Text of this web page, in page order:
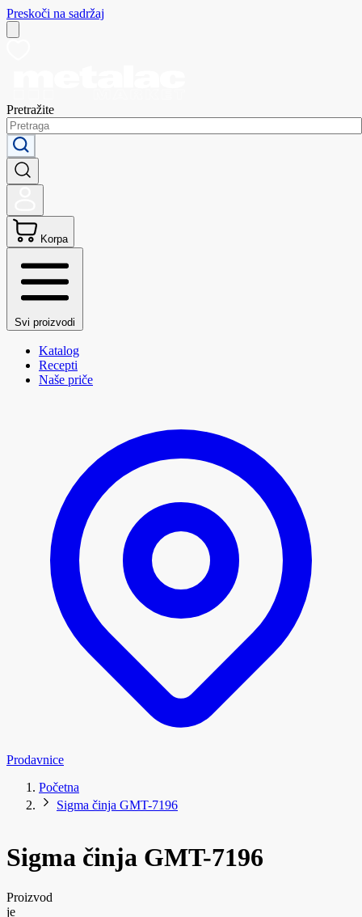
Preskoči na sadržaj
Pretražite
Korpa
Svi proizvodi
Katalog
Recepti
Naše priče
Prodavnice
Početna
Sigma činja GMT-7196
Sigma činja GMT-7196
Proizvod
je